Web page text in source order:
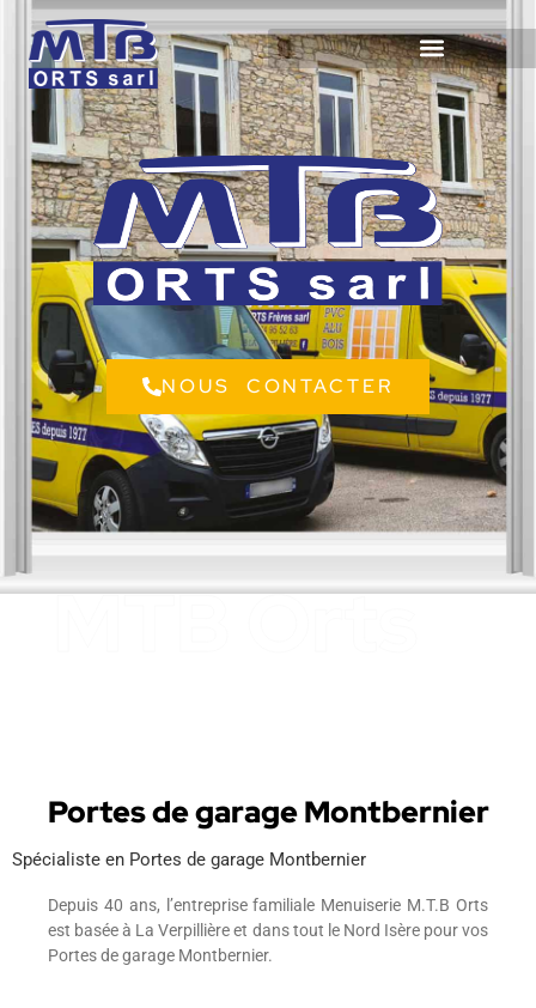
NOUS CONTACTER
Portes de garage Montbernier
Spécialiste en Portes de garage Montbernier
Depuis 40 ans, l’entreprise familiale Menuiserie M.T.B Orts
est basée à La Verpillière et dans tout le Nord Isère pour vos
Portes de garage Montbernier.